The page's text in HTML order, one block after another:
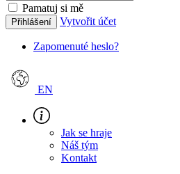
Pamatuj si mě
Přihlášení Vytvořit účet
Zapomenuté heslo?
EN
Jak se hraje
Náš tým
Kontakt